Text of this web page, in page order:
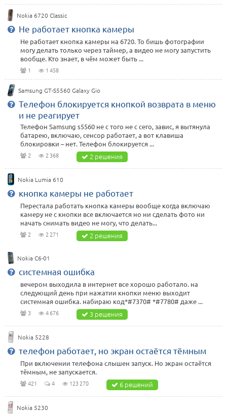
Nokia 6720 Classic
Не работает кнопка камеры
Не работает кнопка камеры на 6720. То бишь фотографии
могу делать только через таймер, а видео не могу запустить
вообще. Кто знает, в чём может быть ...
1 1 458
Samsung GT-S5560 Galaxy Gio
Телефон блокируется кнопкой возврата в меню
и не реагирует
Телефон Samsung s5560 не с того не с сего, завис, я вытянула
батарею, включаю, сенсор работает, а вот клавиша
блокировки – нет. Телефон блокируется ...
2 2 368 2 решения
Nokia Lumia 610
кнопка камеры не работает
Перестала работать кнопка камеры вообще когда включаю
камеру не с кнопки все включается но ни сделать фото ни
начать снимать видео не могу, что делать...
2 2 271 2 решения
Nokia C6-01
системная ошибка
вечером выходила в интернет все хорошо работало. на
следующий день при нажатии кнопки меню выходит
системная ошибка. набираю код*#7370# *#7780# даже ...
3 4 676 3 решения
Nokia 5228
телефон работает, но экран остаётся тёмным
При включении телефона слышен запуск. Но экран остаётся
тёмным, не запускается.
421 4 123 270 6 решений
Nokia 5230